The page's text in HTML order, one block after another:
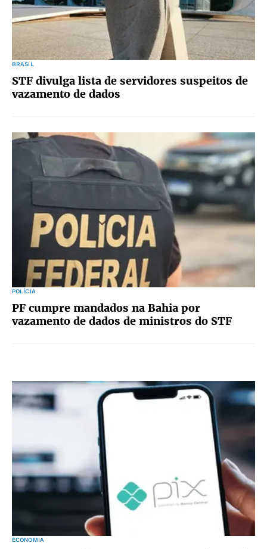
BRASIL
STF divulga lista de servidores suspeitos de
vazamento de dados
POLÍCIA
PF cumpre mandados na Bahia por
vazamento de dados de ministros do STF
ECONOMIA